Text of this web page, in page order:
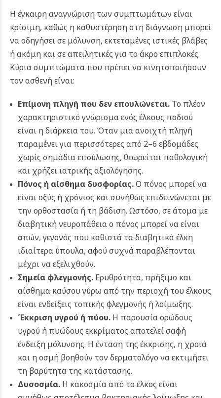
Η έγκαιρη αναγνώριση των συμπτωμάτων είναι
κρίσιμη, καθώς η καθυστέρηση στη διάγνωση μπορεί
να οδηγήσει σε μόλυνση, εκτεταμένες ιστικές βλάβες
ή ακόμη και σε απειλητικές για το άκρο επιπλοκές.
Κύρια συμπτώματα που πρέπει να κινητοποιήσουν
τον ασθενή είναι:
Επίμονη πληγή που δεν επουλώνεται.Το πλέον
χαρακτηριστικό γνώρισμα ενός έλκους ποδιού
είναι η διάρκεια του. Όταν μια ανοιχτή πληγή
παραμένει για περισσότερες από 2–6 εβδομάδες
χωρίς σημάδια επούλωσης, θεωρείται παθολογική
και χρήζει ιατρικής αξιολόγησης.
Πόνος ή αίσθημα δυσφορίας.Ο πόνος μπορεί να
είναι οξύς ή χρόνιος και συνήθως επιδεινώνεται με
την ορθοστασία ή τη βάδιση. Ωστόσο, σε άτομα με
διαβητική νευροπάθεια ο πόνος μπορεί να είναι
απών, γεγονός που καθιστά τα διαβητικά έλκη
ιδιαίτερα ύπουλα, αφού συχνά παραβλέπονται
μέχρι να εξελιχθούν.
Σημεία φλεγμονής. Ερυθρότητα, πρήξιμο και
αίσθημα καύσου γύρω από την περιοχή του έλκους
είναι ενδείξεις τοπικής φλεγμονής ή λοίμωξης.
Έκκριση υγρού ή πύου.Η παρουσία ορώδους
υγρού ή πυώδους εκκρίματος αποτελεί σαφή
ένδειξη μόλυνσης. Η ένταση της έκκρισης, η χροιά
και η οσμή βοηθούν τον δερματολόγο να εκτιμήσει
τη βαρύτητα της κατάστασης.
Δυσοσμία.Η κακοσμία από το έλκος είναι